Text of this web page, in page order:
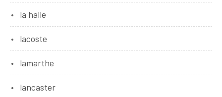
la halle
lacoste
lamarthe
lancaster